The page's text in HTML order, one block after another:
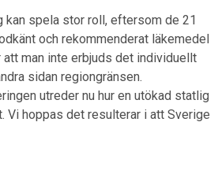
spela stor roll, eftersom de 21
och rekommenderat läkemedel
man inte erbjuds det individuellt
sidan regiongränsen.
utreder nu hur en utökad statlig
hoppas det resulterar i att Sverige